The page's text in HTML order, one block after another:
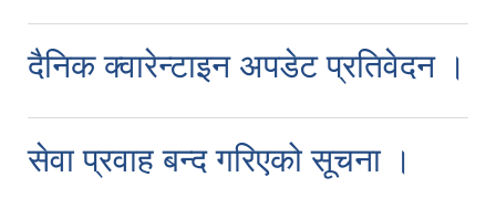
दैनिक क्वारेन्टाइन अपडेट प्रतिवेदन ।
सेवा प्रवाह बन्द गरिएको सूचना ।